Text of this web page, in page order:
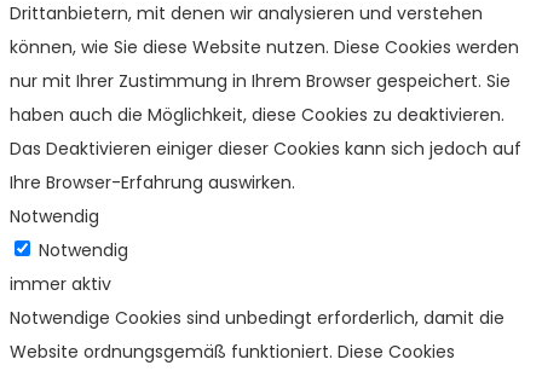
Drittanbietern, mit denen wir analysieren und verstehen
können, wie Sie diese Website nutzen. Diese Cookies werden
nur mit Ihrer Zustimmung in Ihrem Browser gespeichert. Sie
haben auch die Möglichkeit, diese Cookies zu deaktivieren.
Das Deaktivieren einiger dieser Cookies kann sich jedoch auf
Ihre Browser-Erfahrung auswirken.
Notwendig
Notwendig
immer aktiv
Notwendige Cookies sind unbedingt erforderlich, damit die
Website ordnungsgemäß funktioniert. Diese Cookies